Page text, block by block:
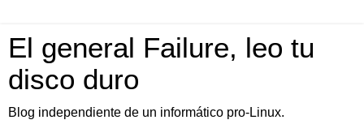
El general Failure, leo tu
disco duro
Blog independiente de un informático pro-Linux.